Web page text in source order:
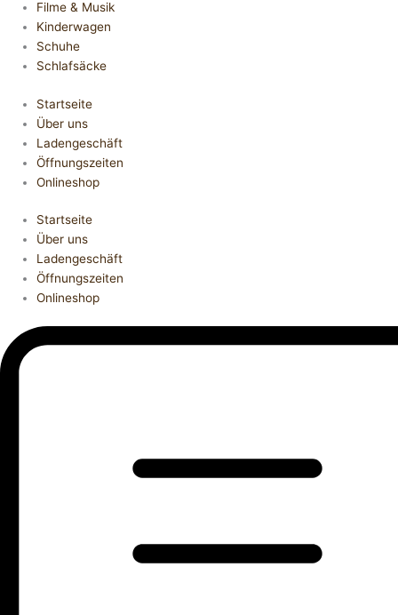
Filme & Musik
Kinderwagen
Schuhe
Schlafsäcke
Startseite
Über uns
Ladengeschäft
Öffnungszeiten
Onlineshop
Startseite
Über uns
Ladengeschäft
Öffnungszeiten
Onlineshop